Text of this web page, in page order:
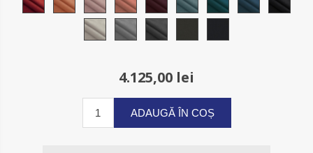
4.125,00 lei
ADAUGĂ ÎN COȘ